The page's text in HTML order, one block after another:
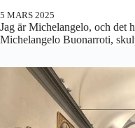
5 MARS 2025
Jag är Michelangelo, och det
Michelangelo Buonarroti,